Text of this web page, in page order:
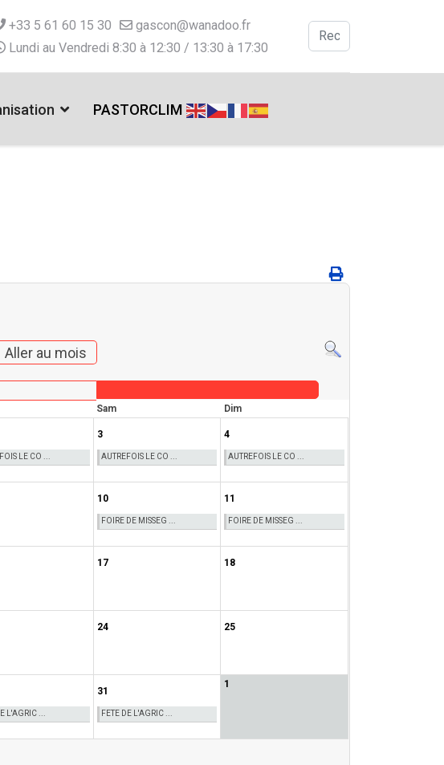
+33 5 61 60 15 30
gascon@wanadoo.fr
Lundi au Vendredi 8:30 à 12:30 / 13:30 à 17:30
Valider
PASTORCLIM
Aller au mois
Sam
Dim
LE CO ...
3
AUTREFOIS LE CO ...
4
AUTREFOIS LE CO ...
10
FOIRE DE MISSEG ...
11
FOIRE DE MISSEG ...
17 18
24 25
L'AGRIC ...
31
FETE DE L'AGRIC ...
1